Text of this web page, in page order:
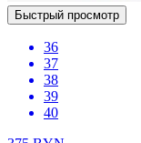
Быстрый просмотр
36
37
38
39
40